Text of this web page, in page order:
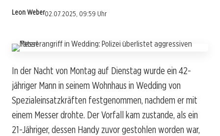
Leon Weber02.07.2025, 09:59 Uhr
In der Nacht von Montag auf Dienstag wurde ein 42-
jähriger Mann in seinem Wohnhaus in Wedding von
Spezialeinsatzkräften festgenommen, nachdem er mit
einem Messer drohte. Der Vorfall kam zustande, als ein
21-Jähriger, dessen Handy zuvor gestohlen worden war,